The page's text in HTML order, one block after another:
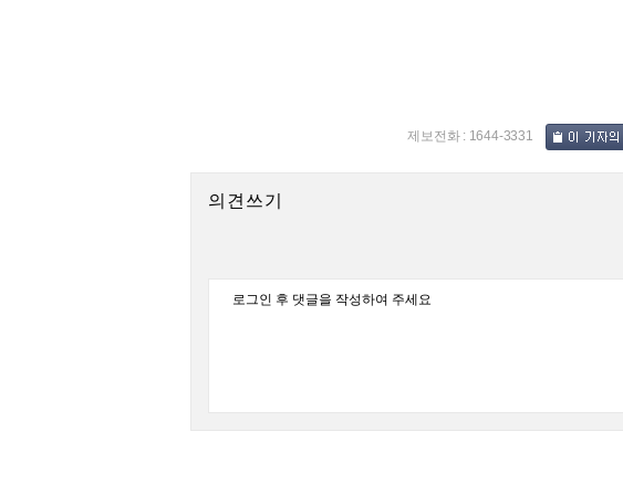
제보전화 : 1644-3331
의견쓰기